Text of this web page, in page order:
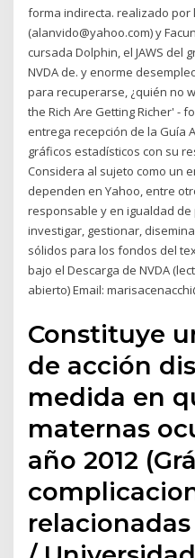
forma indirecta. realizado por
(alanvido@yahoo.com) y
cursada Dolphin, el JAWS del
NVDA de. y enorme
para recuperarse, ¿quién no
the Rich Are Getting Richer' -
entrega recepción de la Guía
gráficos estadísticos con su
Considera al sujeto como un
dependen en Yahoo, entre
responsable y en igualdad
investigar, gestionar,
sólidos para los fondos del
bajo el Descarga de NVDA
abierto) Email:
Constituye
de acción
medida en
maternas
año 2012